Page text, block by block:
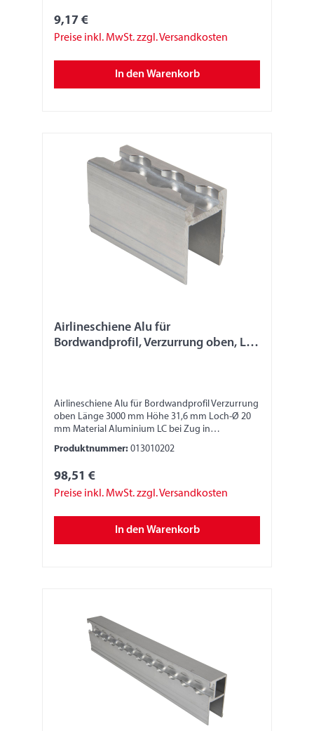
9,17 €
Preise inkl. MwSt. zzgl. Versandkosten
In den Warenkorb
Airlineschiene Alu für
Bordwandprofil, Verzurrung oben, L
Airlineschiene Alu für Bordwandprofil Verzurrung
oben Länge 3000 mm Höhe 31,6 mm Loch-Ø 20
mm Material Aluminium LC bei Zug in
Zugrichtung Z90° 500 daN YZ45° 500 daN XZ45 °
500 daN
Produktnummer: 013010202
98,51 €
Preise inkl. MwSt. zzgl. Versandkosten
In den Warenkorb